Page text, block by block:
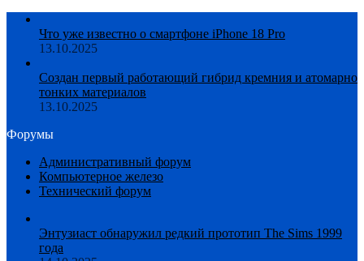
Что уже известно о смартфоне iPhone 18 Pro
13.10.2025
Создан первый работающий гибрид кремния и атомарно
тонких материалов
13.10.2025
Форумы
Административный форум
Компьютерное железо
Технический форум
Энтузиаст обнаружил редкий прототип The Sims 1999
года